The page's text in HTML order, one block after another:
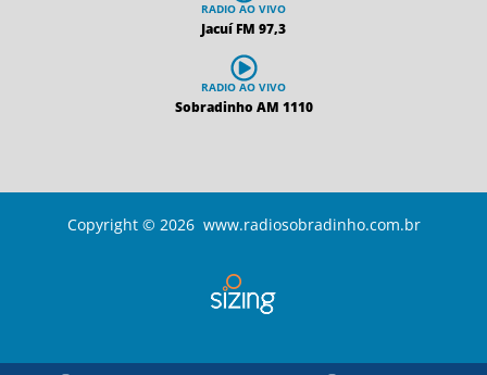
RADIO AO VIVO
Jacuí FM 97,3
RADIO AO VIVO
Sobradinho AM 1110
Copyright © 2026 www.radiosobradinho.com.br